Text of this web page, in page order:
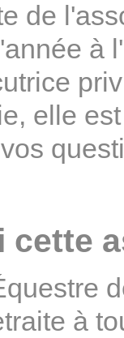
de
à
elle
cette
à